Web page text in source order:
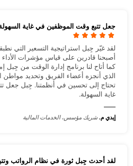
جعل تتبع وقت الموظفين في غاية
لقد غيّر جِبل استراتيجية التسعير التي
أصبحنا قادرين على قياس مؤشرات الأداء
كما أتاح لنا برنامج إدارة الوقت من جِبل
الذي أنجزه أعضاء الفريق وتحديد مواطن
تحتاج إلى تحسين في أنظمتنا. جِبل جعل
غاية السهولة.
إيدي م.شريك مؤسس، الخدمات المالية
لقد أحدث جِبل ثورة في نظام الرواتب